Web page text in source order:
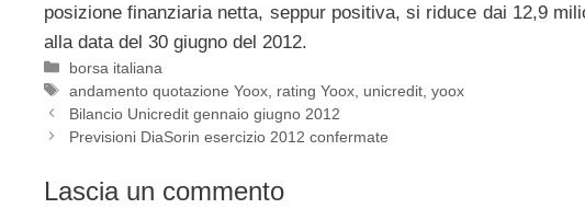
posizione finanziaria netta, seppur positiva, si riduce dai 12,9
alla data del 30 giugno del 2012.
Categorie
borsa italiana
Tag
andamento quotazione Yoox rating Yoox unicredit ,yoox
Bilancio Unicredit gennaio giugno 2012
Previsioni DiaSorin esercizio 2012 confermate
Lascia un commento